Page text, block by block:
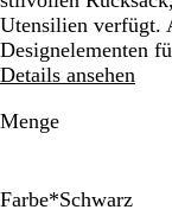
-
zum
Zoomen
und
Pfeiltasten
-
zum
und
Utensilien verfügt.
Designelementen
Details ansehen
Menge
Farbe*Schwarz